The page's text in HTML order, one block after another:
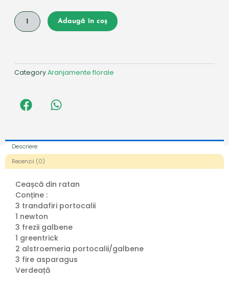
Cantitate
Ceașcă
Adaugă în coș
CategoryAranjamente florale
Descriere
Recenzii (0)
Ceașcă din ratan
Conține :
3 trandafiri portocalii
1 newton
3 frezii galbene
1 greentrick
2 alstroemeria portocalii/galbene
3 fire asparagus
Verdeață